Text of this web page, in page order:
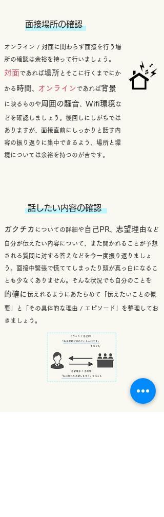
面接場所の確認
​オンライン / 対面に関わらず面接を行う場
所の確認は余裕を持って行いましょう。
対面であれば場所とそこに行くまでにか
かる 時間 オンライン であれば背景
に映るものや周囲の騒音 Wifi環境 な
どを確認しましょう。後回しにしがちでは
ありますが、面接直前にしっかりと話す内
容の振り返りに集中できるよう、場所と環
境については余裕を持つのが吉です。
話したい内容の確認
ガクチカ についての詳細や 自己PR 志望理由 など
自分が伝えたい内容について、また聞かれることが予想
される質問に対する答えなどを今一度振り返りましょ
う。面接中緊張で慌ててしまったり頭が真っ白になるこ
とも少なくありません。そんな状況でも自分のことを
的確に伝えれるようにあたらめて「伝えたいことの概
要」と「その具体的な理由 / エピソード」を整理してお
きましょう。